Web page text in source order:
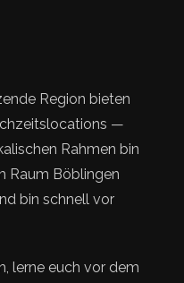
Region bieten
—
Rahmen bin
Raum Böblingen
bin schnell vor
lerne euch vor dem